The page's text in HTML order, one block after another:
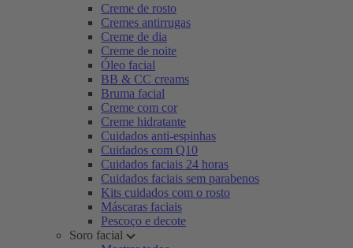
Creme de rosto
Cremes antirrugas
Creme de dia
Creme de noite
Óleo facial
BB & CC creams
Bruma facial
Creme com cor
Creme hidratante
Cuidados anti-espinhas
Cuidados com Q10
Cuidados faciais 24 horas
Cuidados faciais sem parabenos
Kits cuidados com o rosto
Máscaras faciais
Pescoço e decote
Soro facial